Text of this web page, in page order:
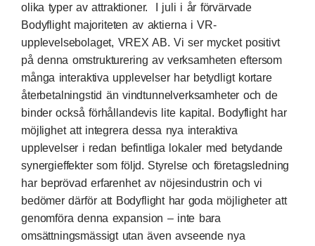
olika typer av attraktioner. I juli i år förvärvade
Bodyflight majoriteten av aktierna i VR-
upplevelsebolaget, VREX AB. Vi ser mycket positivt
på denna omstrukturering av verksamheten eftersom
många interaktiva upplevelser har betydligt kortare
återbetalningstid än vindtunnelverksamheter och de
binder också förhållandevis lite kapital. Bodyflight har
möjlighet att integrera dessa nya interaktiva
upplevelser i redan befintliga lokaler med betydande
synergieffekter som följd. Styrelse och företagsledning
har beprövad erfarenhet av nöjesindustrin och vi
bedömer därför att Bodyflight har goda möjligheter att
genomföra denna expansion – inte bara
omsättningsmässigt utan även avseende nya